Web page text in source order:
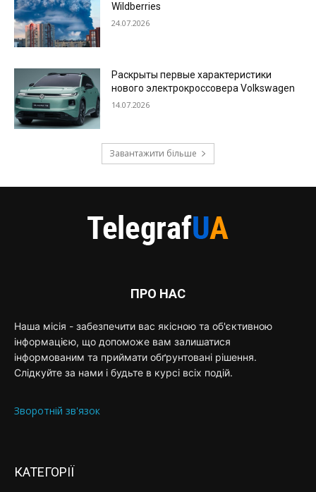
Wildberries
24.07.2026
Раскрыты первые характеристики
нового электрокроссовера Volkswagen
14.07.2026
Завантажити більше
ПРО НАС
Наша місія - забезпечити вас якісною та об'єктивною
інформацією, що допоможе вам залишатися
інформованим та приймати обґрунтовані рішення.
Слідкуйте за нами і будьте в курсі всіх подій.
Зворотній зв'язок
КАТЕГОРІЇ